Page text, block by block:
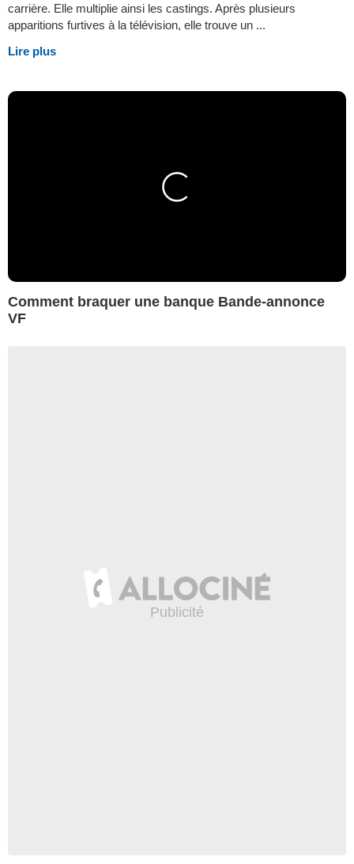
carrière. Elle multiplie ainsi les castings. Après plusieurs
apparitions furtives à la télévision, elle trouve un ...
Lire plus
Comment braquer une banque Bande-annonce
VF